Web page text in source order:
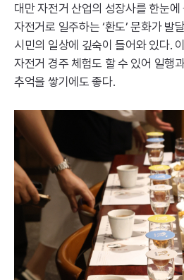
대만 자전거 산업의 성장사를 한눈
자전거로 일주하는 ‘환도’ 문화가 발
시민의 일상에 깊숙이 들어와 있다.
자전거 경주 체험도 할 수 있어 일행
추억을 쌓기에도 좋다.